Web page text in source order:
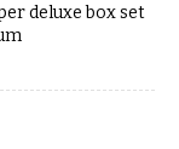
deluxe box set